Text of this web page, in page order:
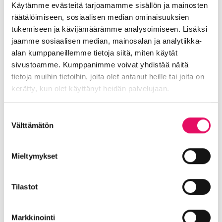
Käytämme evästeitä tarjoamamme sisällön ja mainosten
räätälöimiseen, sosiaalisen median ominaisuuksien
tukemiseen ja kävijämäärämme analysoimiseen. Lisäksi
jaamme sosiaalisen median, mainosalan ja analytiikka-
alan kumppaneillemme tietoja siitä, miten käytät
sivustoamme. Kumppanimme voivat yhdistää näitä
tietoja muihin tietoihin, joita olet antanut heille tai joita on
kerätty, kun olet käyttänyt heidän palvelujaan.
valinta
Välttämätön
Mieltymykset
Tilastot
Markkinointi
Jaa artikkeli
somessa
Siirry Uutiset-sivulle
Uutiskategoriat
Blogi Digitalisaatio
Ekosysteemi
Sijoittuminen Seinäjoelle
Toimitilat ja tontit
Yritysrahoitus
Liiketoiminta lentoon -